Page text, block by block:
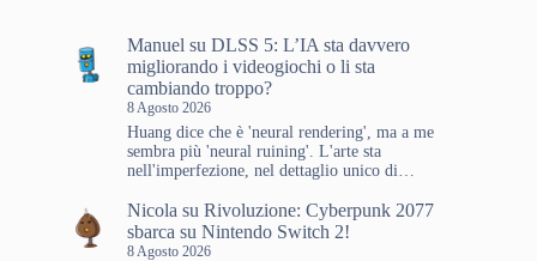
Manuel suDLSS 5: L’IA sta davvero
migliorando i videogiochi o li sta
cambiando troppo?
8 Agosto 2026
Huang dice che è 'neural rendering', ma a me
sembra più 'neural ruining'. L'arte sta
nell'imperfezione, nel dettaglio unico di…
Nicola suRivoluzione: Cyberpunk 2077
sbarca su Nintendo Switch 2!
8 Agosto 2026